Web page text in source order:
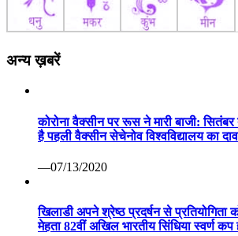
अन्य ख़बरें
कोरोना वैक्सीन पर रूस ने मारी बाजी:
है पहली वैक्सीन सेचेनोव विश्वविद्यालय का
—07/13/2020
खिलाडी अपने श्रेष्ठ प्रदर्षन से प्रतियोगिता
मेहता 82वीं अखिल भारतीय सिंधिया स्वर्ण कप